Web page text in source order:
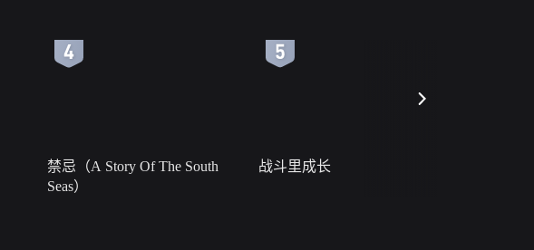
禁忌（A Story Of The South
Seas）
战斗里成长